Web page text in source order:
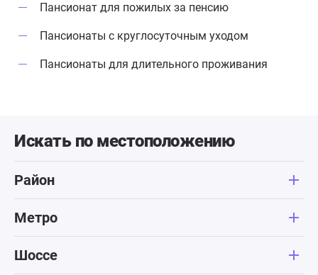
Пансионат для пожилых за пенсию
Пансионаты с круглосуточным уходом
Пансионаты для длительного проживания
Искать по местоположению
Район
Метро
Шоссе